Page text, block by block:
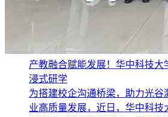
产教融合赋能发展！华中科技大
浸式研学
为搭建校企沟通桥梁，助力光谷
业高质量发展，近日，华中科技